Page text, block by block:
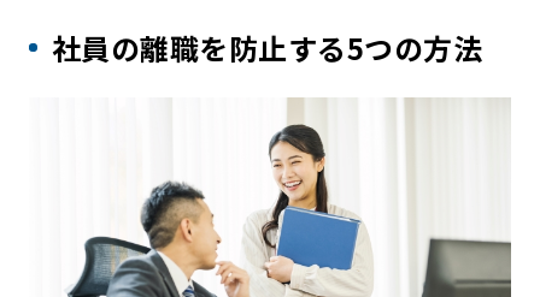
社員の離職を防止する5つの方法